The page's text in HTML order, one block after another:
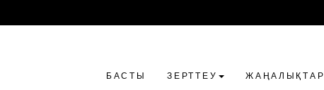
БАСТЫ ЗЕРТТЕУ ЖАҢАЛЫҚТАР